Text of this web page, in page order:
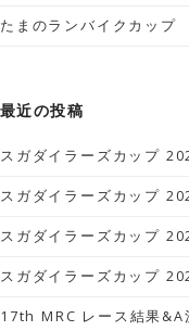
たまのランバイクカップ
最近の投稿
スガダイラーズカップ
スガダイラーズカップ
スガダイラーズカップ
スガダイラーズカップ
17th MRC レース結果&A